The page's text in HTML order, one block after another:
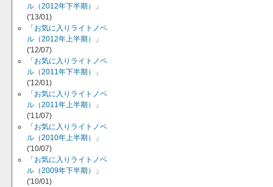
ル（2012年下半期）」
('13/01)
「お気に入りライトノベ
ル（2012年上半期）」
('12/07)
「お気に入りライトノベ
ル（2011年下半期）」
('12/01)
「お気に入りライトノベ
ル（2011年上半期）」
('11/07)
「お気に入りライトノベ
ル（2010年上半期）」
('10/07)
「お気に入りライトノベ
ル（2009年下半期）」
('10/01)